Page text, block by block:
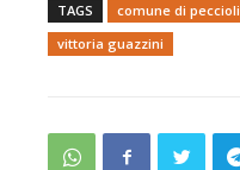
TAGS comune di peccioli
vittoria guazzini